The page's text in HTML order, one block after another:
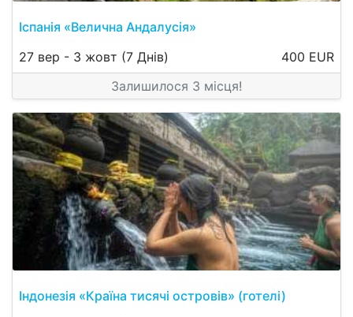
Іспанія «Велична Андалусія»
27 вер - 3 жовт (7 Днів)
400 EUR
Залишилося 3 місця!
Індонезія «Країна тисячі островів» (готелі)